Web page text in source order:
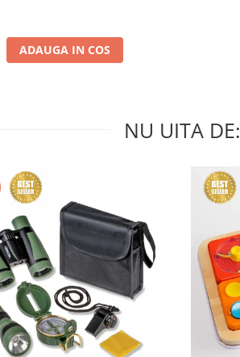
ADAUGA IN COS
NU UITA DE: